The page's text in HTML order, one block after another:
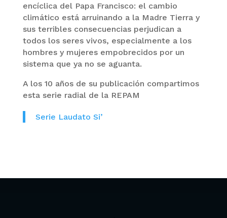
encíclica del Papa Francisco: el cambio
climático está arruinando a la Madre Tierra y
sus terribles consecuencias perjudican a
todos los seres vivos, especialmente a los
hombres y mujeres empobrecidos por un
sistema que ya no se aguanta.
A los 10 años de su publicación compartimos
esta serie radial de la REPAM
Serie Laudato Si’